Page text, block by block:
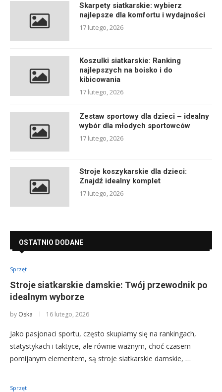
Skarpety siatkarskie: wybierz
najlepsze dla komfortu i wydajności
17 lutego, 2026
Koszulki siatkarskie: Ranking
najlepszych na boisko i do
kibicowania
17 lutego, 2026
Zestaw sportowy dla dzieci – idealny
wybór dla młodych sportowców
17 lutego, 2026
Stroje koszykarskie dla dzieci:
Znajdź idealny komplet
17 lutego, 2026
OSTATNIO DODANE
Sprzęt
Stroje siatkarskie damskie: Twój przewodnik po
idealnym wyborze
by Oska 16 lutego, 2026
Jako pasjonaci sportu, często skupiamy się na rankingach,
statystykach i taktyce, ale równie ważnym, choć czasem
pomijanym elementem, są stroje siatkarskie damskie, …
Sprzęt